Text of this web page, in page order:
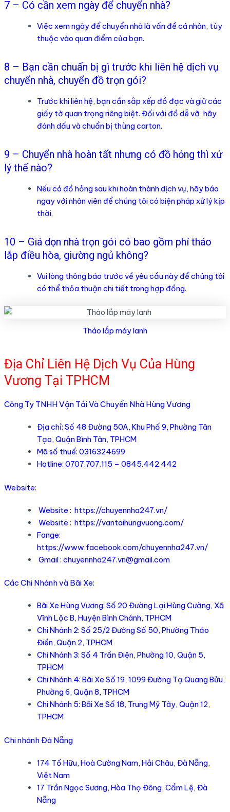
7 – Có cần xem ngày để chuyển nhà?
Việc xem ngày để chuyển nhà là vấn đề cá nhân, tùy
thuộc vào quan điểm của bạn.
8 – Bạn cần chuẩn bị gì trước khi liên hệ dịch vụ
chuyển nhà, chuyển đồ trọn gói?
Trước khi liên hệ, bạn cần sắp xếp đồ đạc và giữ các
giấy tờ quan trọng riêng biệt. Đối với đồ dễ vỡ, hãy
đánh dấu và chuẩn bị thùng carton.
9 – Chuyển nhà hoàn tất nhưng có đồ hỏng thì xử
lý thế nào?
Nếu có đồ hỏng sau khi hoàn thành dịch vụ, hãy báo
ngay với nhân viên để chúng tôi có biện pháp xử lý kịp
thời.
10 – Giá dọn nhà trọn gói có bao gồm phí tháo
lắp điều hòa, giường ngủ không?
Vui lòng thông báo trước về yêu cầu này để chúng tôi
có thể thỏa thuận chi tiết trong hợp đồng.
Tháo lắp máy lanh
Địa Chỉ Liên Hệ Dịch Vụ Của Hùng
Vương Tại TPHCM
Công Ty TNHH Vận Tải Và Chuyển Nhà Hùng Vương
Địa chỉ: Số 48 Đường 50A, Khu Phố 9, Phường Tân
Tạo, Quận Bình Tân, TPHCM
Mã số thuế: 0316324699
Hotline: 0707.707.115 – 0845.442.442
Website:
Website : https://chuyennha247.vn/
Website : https://vantaihungvuong.com/
Fange:
https://www.facebook.com/chuyennha247.vn/
Gmail : chuyennha247.vn@gmail.com
Các Chi Nhánh và Bãi Xe:
Bãi Xe Hùng Vương: Số 20 Đường Lại Hùng Cường, Xã
Vĩnh Lộc B, Huyện Bình Chánh, TPHCM
Chi Nhánh 2: Số 25/2 Đường Số 50, Phường Thảo
Điền, Quận 2, TPHCM
Chi Nhánh 3: Số 4 Trần Điện, Phường 10, Quận 5,
TPHCM
Chi Nhánh 4: Bãi Xe Số 19, 1099 Đường Tạ Quang Bửu,
Phường 6, Quận 8, TPHCM
Chi Nhánh 5: Bãi Xe Số 18, Trung Mỹ Tây, Quận 12,
TPHCM
Chi nhánh Đà Nẵng
174 Tố Hữu, Hoà Cường Nam, Hải Châu, Đà Nẵng,
Việt Nam
17 Trần Ngọc Sương, Hòa Thọ Đông, Cẩm Lệ, Đà
Nẵng